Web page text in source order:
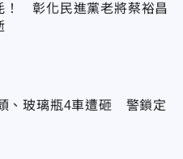
！ 彰化民進黨老將蔡裕昌
、玻璃瓶4車遭砸 警鎖定